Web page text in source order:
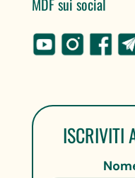
ISCRIVITI